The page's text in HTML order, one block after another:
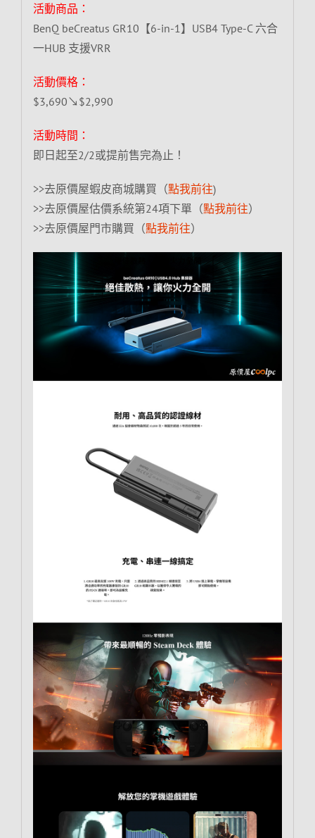
活動商品：
BenQ beCreatus GR10【6-in-1】USB4 Type-C 六合
一HUB 支援VRR
活動價格：
$3,690↘$2,990
活動時間：
即日起至2/2或提前售完為止！
>>去原價屋蝦皮商城購買（點我前往)
>>去原價屋估價系統第24項下單（點我前往）
>>去原價屋門市購買（點我前往）